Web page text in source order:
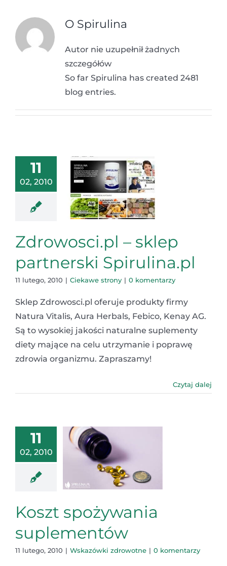
O Spirulina
Autor nie uzupełnił żadnych
szczegółów
So far Spirulina has created 2481
blog entries.
11
02, 2010
Zdrowosci.pl – sklep
partnerski Spirulina.pl
11 lutego, 2010 | Ciekawe strony | 0 komentarzy
Sklep Zdrowosci.pl oferuje produkty firmy
Natura Vitalis, Aura Herbals, Febico, Kenay AG.
Są to wysokiej jakości naturalne suplementy
diety mające na celu utrzymanie i poprawę
zdrowia organizmu. Zapraszamy!
Czytaj dalej
11
02, 2010
Koszt spożywania
suplementów
11 lutego, 2010 | Wskazówki zdrowotne | 0 komentarzy